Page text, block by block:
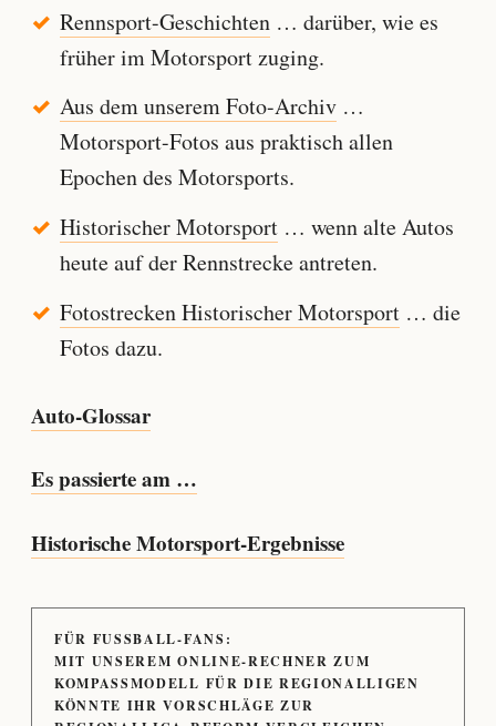
Rennsport-Geschichten… darüber, wie es
früher im Motorsport zuging.
Aus dem unserem Foto-Archiv…
Motorsport-Fotos aus praktisch allen
Epochen des Motorsports.
Historischer Motorsport… wenn alte Autos
heute auf der Rennstrecke antreten.
Fotostrecken Historischer Motorsport… die
Fotos dazu.
Auto-Glossar
Es passierte am …
Historische Motorsport-Ergebnisse
FÜR FUSSBALL-FANS:
MIT UNSEREM ONLINE-RECHNER ZUM
KOMPASSMODELL FÜR DIE REGIONALLIGEN
KÖNNTE IHR VORSCHLÄGE ZUR